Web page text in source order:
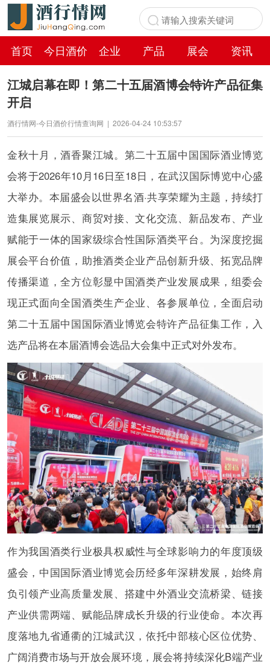
首页 今日酒价 企业 产品 展会
资讯
百科
江城启幕在即！第二十五届酒博会特许产品征集
开启
酒行情网-今日酒价行情查询网 | 2026-04-24 10:53:57
金秋十月，酒香聚江城。第二十五届中国国际酒业博览
会将于2026年10月16日至18日，在武汉国际博览中心盛
大举办。本届盛会以世界名酒·共享荣耀为主题，持续打
造集展览展示、商贸对接、文化交流、新品发布、产业
赋能于一体的国家级综合性国际酒类平台。为深度挖掘
展会平台价值，助推酒类企业产品创新升级、拓宽品牌
传播渠道，全方位彰显中国酒类产业发展成果，组委会
现正式面向全国酒类生产企业、各参展单位，全面启动
第二十五届中国国际酒业博览会特许产品征集工作，入
选产品将在本届酒博会选品大会集中正式对外发布。
作为我国酒类行业极具权威性与全球影响力的年度顶级
盛会，中国国际酒业博览会历经多年深耕发展，始终肩
负引领产业高质量发展、搭建中外酒业交流桥梁、链接
产业供需两端、赋能品牌成长升级的行业使命。本次再
度落地九省通衢的江城武汉，依托中部核心区位优势、
广阔消费市场与开放会展环境，展会将持续深化B端产业